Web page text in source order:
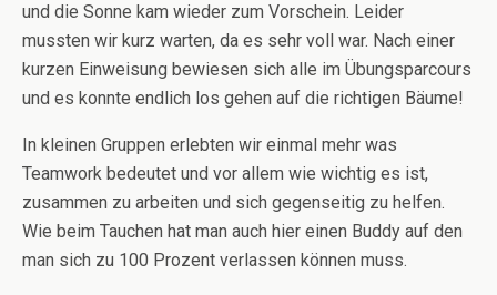
und die Sonne kam wieder zum Vorschein. Leider
mussten wir kurz warten, da es sehr voll war. Nach einer
kurzen Einweisung bewiesen sich alle im Übungsparcours
und es konnte endlich los gehen auf die richtigen Bäume!
In kleinen Gruppen erlebten wir einmal mehr was
Teamwork bedeutet und vor allem wie wichtig es ist,
zusammen zu arbeiten und sich gegenseitig zu helfen.
Wie beim Tauchen hat man auch hier einen Buddy auf den
man sich zu 100 Prozent verlassen können muss.